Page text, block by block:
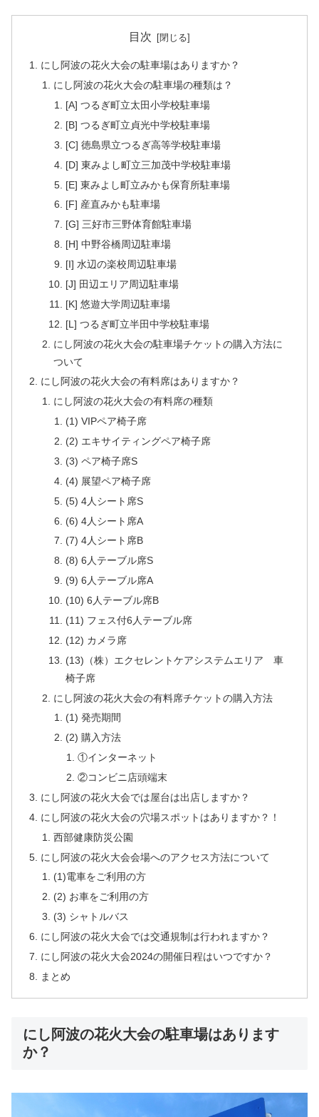
目次
にし阿波の花火大会の駐車場はありますか？
にし阿波の花火大会の駐車場の種類は？
[A] つるぎ町立太田小学校駐車場
[B] つるぎ町立貞光中学校駐車場
[C] 徳島県立つるぎ高等学校駐車場
[D] 東みよし町立三加茂中学校駐車場
[E] 東みよし町立みかも保育所駐車場
[F] 産直みかも駐車場
[G] 三好市三野体育館駐車場
[H] 中野谷橋周辺駐車場
[I] 水辺の楽校周辺駐車場
[J] 田辺エリア周辺駐車場
[K] 悠遊大学周辺駐車場
[L] つるぎ町立半田中学校駐車場
にし阿波の花火大会の駐車場チケットの購入方法に
ついて
にし阿波の花火大会の有料席はありますか？
にし阿波の花火大会の有料席の種類
(1) VIPペア椅子席
(2) エキサイティングペア椅子席
(3) ペア椅子席S
(4) 展望ペア椅子席
(5) 4人シート席S
(6) 4人シート席A
(7) 4人シート席B
(8) 6人テーブル席S
(9) 6人テーブル席A
(10) 6人テーブル席B
(11) フェス付6人テーブル席
(12) カメラ席
(13)（株）エクセレントケアシステムエリア 車
椅子席
にし阿波の花火大会の有料席チケットの購入方法
(1) 発売期間
(2) 購入方法
①インターネット
②コンビニ店頭端末
にし阿波の花火大会では屋台は出店しますか？
にし阿波の花火大会の穴場スポットはありますか？！
西部健康防災公園
にし阿波の花火大会会場へのアクセス方法について
(1)電車をご利用の方
(2) お車をご利用の方
(3) シャトルバス
にし阿波の花火大会では交通規制は行われますか？
にし阿波の花火大会2024の開催日程はいつですか？
まとめ
にし阿波の花火大会の駐車場はあります
か？